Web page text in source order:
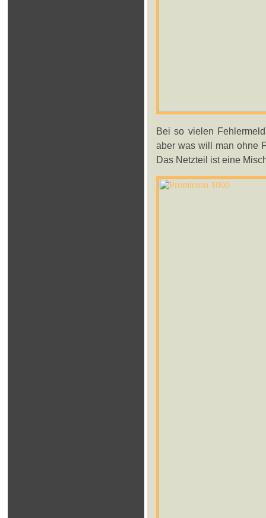
Bei so vielen
aber was will man ohne
Das Netzteil ist eine